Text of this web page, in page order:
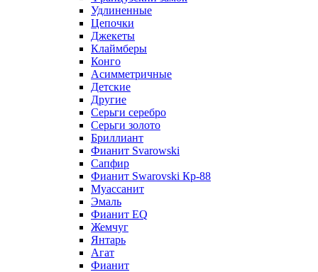
Удлиненные
Цепочки
Джекеты
Клаймберы
Конго
Асимметричные
Детские
Другие
Серьги серебро
Серьги золото
Бриллиант
Фианит Svarowski
Сапфир
Фианит Swarovski Кр-88
Муассанит
Эмаль
Фианит EQ
Жемчуг
Янтарь
Агат
Фианит